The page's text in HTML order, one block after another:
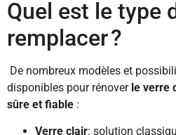
Quel est le type
remplacer ?
De nombreux modèles et
disponibles pour rénover le verre
sûre et fiable :
Verre clair: solution